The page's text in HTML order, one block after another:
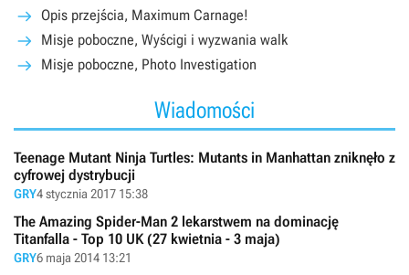
Opis przejścia, Maximum Carnage!
Misje poboczne, Wyścigi i wyzwania walk
Misje poboczne, Photo Investigation
Wiadomości
Teenage Mutant Ninja Turtles: Mutants in Manhattan zniknęło z
cyfrowej dystrybucji
GRY4 stycznia 2017 15:38
The Amazing Spider-Man 2 lekarstwem na dominację
Titanfalla - Top 10 UK (27 kwietnia - 3 maja)
GRY6 maja 2014 13:21